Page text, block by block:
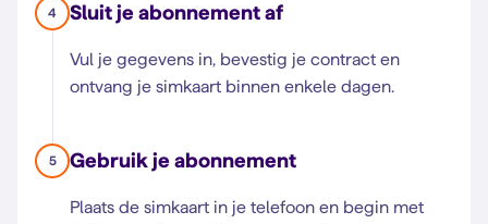
4 Sluit je abonnement af
Vul je gegevens in, bevestig je contract en
ontvang je simkaart binnen enkele dagen.
5 Gebruik je abonnement
Plaats de simkaart in je telefoon en begin met